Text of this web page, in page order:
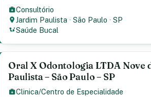
Consultório
Jardim Paulista ·São Paulo ·SP
Saúde Bucal
Oral X Odontologia LTDA Nove
Paulista – São Paulo – SP
Clinica/Centro de Especialidade